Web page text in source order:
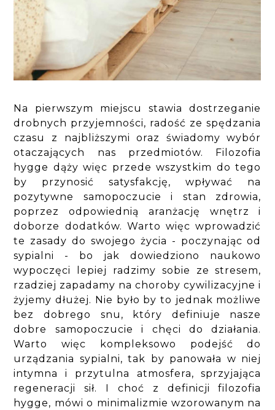
Na pierwszym miejscu stawia dostrzeganie
drobnych przyjemności, radość ze spędzania
czasu z najbliższymi oraz świadomy wybór
otaczających nas przedmiotów. Filozofia
hygge dąży więc przede wszystkim do tego
by przynosić satysfakcję, wpływać na
pozytywne samopoczucie i stan zdrowia,
poprzez odpowiednią aranżację wnętrz i
doborze dodatków. Warto więc wprowadzić
te zasady do swojego życia - poczynając od
sypialni - bo jak dowiedziono naukowo
wypoczęci lepiej radzimy sobie ze stresem,
rzadziej zapadamy na choroby cywilizacyjne i
żyjemy dłużej. Nie było by to jednak możliwe
bez dobrego snu, który definiuje nasze
dobre samopoczucie i chęci do działania.
Warto więc kompleksowo podejść do
urządzania sypialni, tak by panowała w niej
intymna i przytulna atmosfera, sprzyjająca
regeneracji sił. I choć z definicji filozofia
hygge, mówi o minimalizmie wzorowanym na